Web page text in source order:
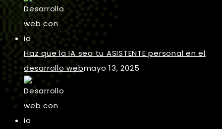
Haz que la IA sea tu ASISTENTE personal en el
desarrollo webmayo 13, 2025